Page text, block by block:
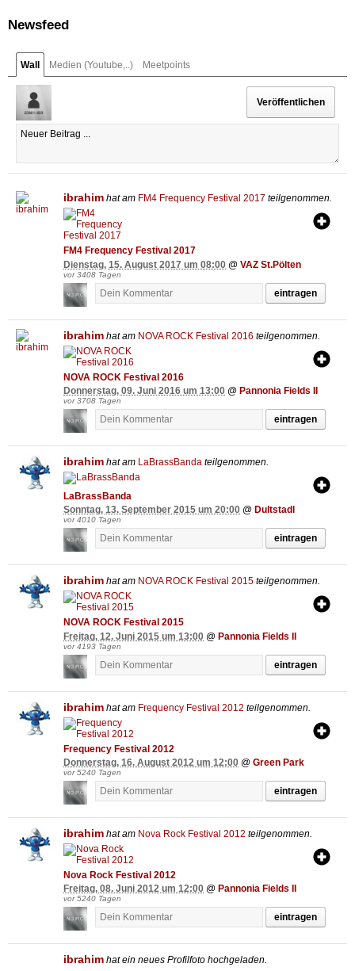
Newsfeed
Wall Medien (Youtube,..) Meetpoints
ibrahim hat am FM4 Frequency Festival 2017 teilgenommen.
FM4 Frequency Festival 2017
Dienstag, 15. August 2017 um 08:00 @ VAZ St.Pölten
vor 3408 Tagen
eintragen
ibrahim hat am NOVA ROCK Festival 2016 teilgenommen.
NOVA ROCK Festival 2016
Donnerstag, 09. Juni 2016 um 13:00 @ Pannonia Fields II
vor 3708 Tagen
eintragen
ibrahim hat am LaBrassBanda teilgenommen.
LaBrassBanda
Sonntag, 13. September 2015 um 20:00 @ Dultstadl
vor 4010 Tagen
eintragen
ibrahim hat am NOVA ROCK Festival 2015 teilgenommen.
NOVA ROCK Festival 2015
Freitag, 12. Juni 2015 um 13:00 @ Pannonia Fields II
vor 4193 Tagen
eintragen
ibrahim hat am Frequency Festival 2012 teilgenommen.
Frequency Festival 2012
Donnerstag, 16. August 2012 um 12:00 @ Green Park
vor 5240 Tagen
eintragen
ibrahim hat am Nova Rock Festival 2012 teilgenommen.
Nova Rock Festival 2012
Freitag, 08. Juni 2012 um 12:00 @ Pannonia Fields II
vor 5240 Tagen
eintragen
ibrahim hat ein neues Profilfoto hochgeladen.